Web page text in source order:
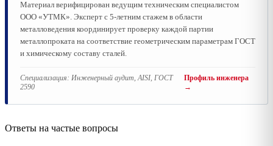
Материал верифицирован ведущим техническим специалистом
ООО «УТМК». Эксперт с 5-летним стажем в области
металловедения координирует проверку каждой партии
металлопроката на соответствие геометрическим параметрам ГОСТ
и химическому составу сталей.
Специализация: Инженерный аудит, AISI, ГОСТ
2590
Профиль инженера
→
Ответы на частые вопросы